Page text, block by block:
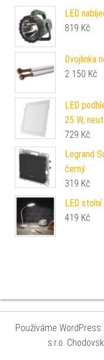
LED
819 Kč
Dvojlinka
2 150 Kč
LED
25 W,
729 Kč
Legrand
černý
319 Kč
LED stolní
419 Kč
Používáme WordPress
s.r.o.